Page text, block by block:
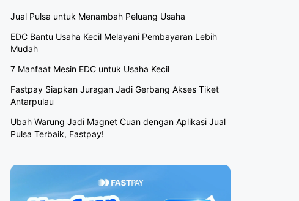
Jual Pulsa untuk Menambah Peluang Usaha
EDC Bantu Usaha Kecil Melayani Pembayaran Lebih
Mudah
7 Manfaat Mesin EDC untuk Usaha Kecil
Fastpay Siapkan Juragan Jadi Gerbang Akses Tiket
Antarpulau
Ubah Warung Jadi Magnet Cuan dengan Aplikasi Jual
Pulsa Terbaik, Fastpay!